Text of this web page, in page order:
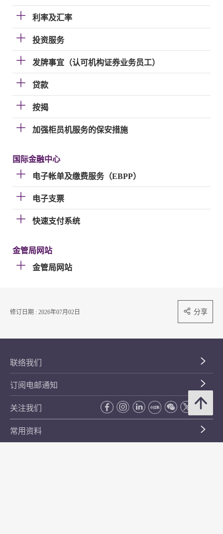
利率及汇率
投资服务
发牌事宜（认可机构证券业务员工）
贷款
按揭
加强柜员机服务的保安措施
国际金融中心
电子帐单及缴费服务（EBPP）
电子支票
快速支付系统
金管局网站
金管局网站
修订日期 : 2026年07月02日 分享
联络我们
订阅电邮通知
关注我们
常用资料